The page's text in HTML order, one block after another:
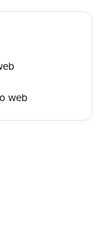
web